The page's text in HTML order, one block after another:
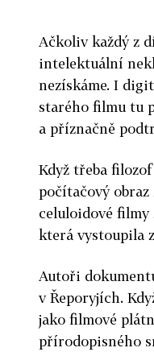
Ačkoliv každý z
intelektuální
nezískáme. I
starého filmu tu
a příznačně
Když třeba
počítačový
celuloidové filmy
která vystoupila
Autoři
v Řeporyjích.
jako filmové
přírodopisného